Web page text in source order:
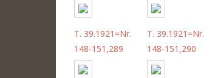
T. 39.1921=Nr.
148-151,289
T. 39.1921=Nr.
148-151,290